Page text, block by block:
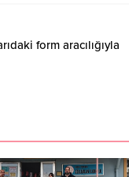
form aracılığıyla